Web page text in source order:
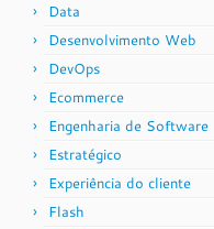
Data
Desenvolvimento Web
DevOps
Ecommerce
Engenharia de Software
Estratégico
Experiência do cliente
Flash